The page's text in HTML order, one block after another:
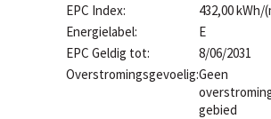
EPC Index:
432,00 kWh/
Energielabel:
E
EPC Geldig tot:
8/06/2031
Overstromingsgevoelig:Geen
gebied